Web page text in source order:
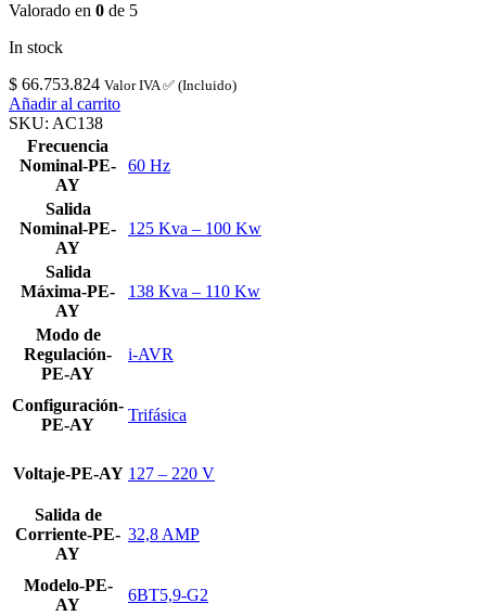
Valorado en 0 de 5
In stock
$ 66.753.824 Valor IVA ✅ (Incluido)
Añadir al carrito
SKU: AC138
Frecuencia
Nominal-PE-
AY
60 Hz
Salida
Nominal-PE-
AY
125 Kva – 100 Kw
Salida
Máxima-PE-
AY
138 Kva – 110 Kw
Modo de
Regulación-
PE-AY
i-AVR
Configuración-
PE-AY
Trifásica
Voltaje-PE-AY 127 – 220 V
Salida de
Corriente-PE-
AY
32,8 AMP
Modelo-PE-
AY
6BT5,9-G2